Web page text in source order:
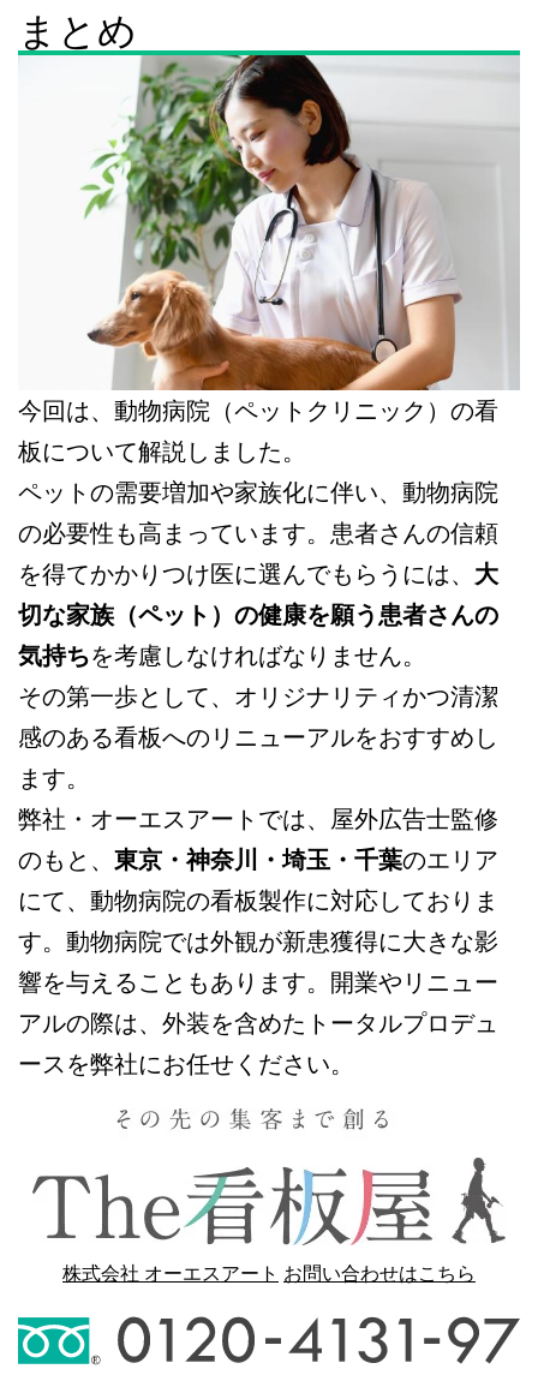
まとめ
今回は、動物病院（ペットクリニック）の看
板について解説しました。
ペットの需要増加や家族化に伴い、動物病院
の必要性も高まっています。患者さんの信頼
を得てかかりつけ医に選んでもらうには、 大
切な家族（ペット）の健康を願う患者さんの
気持ちを考慮しなければなりません。
その第一歩として、オリジナリティかつ清潔
感のある看板へのリニューアルをおすすめし
ます。
弊社・オーエスアートでは、屋外広告士監修
のもと、 東京・神奈川・埼玉・千葉のエリア
にて、動物病院の看板製作に対応しておりま
す。動物病院では外観が新患獲得に大きな影
響を与えることもあります。開業やリニュー
アルの際は、外装を含めたトータルプロデュ
ースを弊社にお任せください。
株式会社 オーエスアート お問い合わせはこちら